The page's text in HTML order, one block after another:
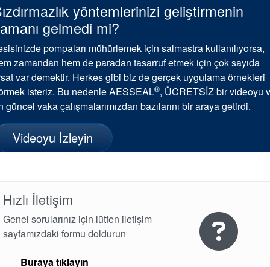
yöntemlerinizi geliştirmenin
gelmedi mi?
pompaları mühürlemek için salmastra kullanılıyorsa,
zamandan hem de paradan tasarruf etmek için çok sayıda
var demektir. Herkes gibi biz de gerçek uygulama örnekleri
isteriz. Bu nedenle AESSEAL®, ÜCRETSİZ bir videoyu
güncel vaka çalışmalarımızdan bazılarını bir araya getirdi.
Videoyu İzleyin
Hızlı İletişim
Genel sorularınız için lütfen iletişim
sayfamızdaki formu doldurun
Buraya tıklayın